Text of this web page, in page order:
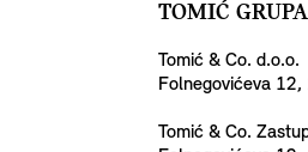
TOMIĆ GRUPA
Tomić & Co. d.o.o.
Folnegovićeva
Tomić & Co.